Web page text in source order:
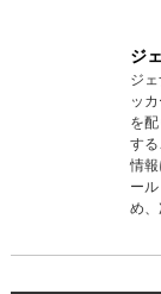
ジ
ジ
ッ
を
す
情
ー
め